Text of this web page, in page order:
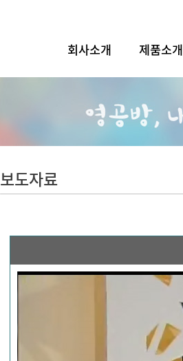
회사소개 제품소개
보도자료